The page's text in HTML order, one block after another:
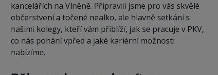
kancelářích na Vlněně. Připravili jsme pro vás skvělé
občerstvení a točené nealko, ale hlavně setkání s
našimi kolegy, kteří vám přiblíží, jak se pracuje v PKV,
co nás pohání vpřed a jaké kariérní možnosti
nabízíme.